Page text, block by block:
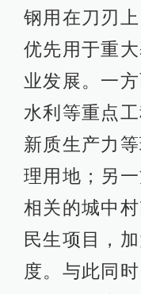
钢用在刀刃
优先用于重
业发展。一
水利等重点
新质生产力
理用地；另
相关的城中
民生项目，
度。与此同